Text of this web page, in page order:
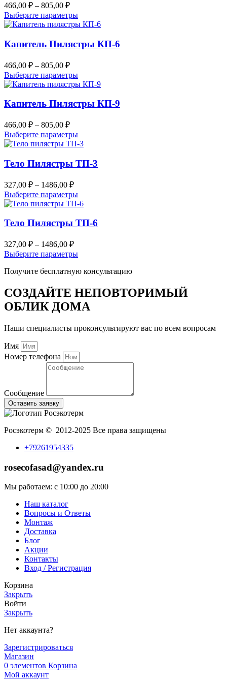
выбрать
на
товара.
466,00 ₽ – 805,00 ₽Диапазон
цен:
466,00 ₽
805,00 ₽
Выберите параметрыЭтот
товар
несколько
вариаций.
выбрать
на
товара.
Капитель Пилястры КП-6
466,00 ₽ – 805,00 ₽Диапазон
цен:
466,00 ₽
805,00 ₽
Выберите параметрыЭтот
товар
несколько
вариаций.
выбрать
на
товара.
Капитель Пилястры КП-9
466,00 ₽ – 805,00 ₽Диапазон
цен:
466,00 ₽
805,00 ₽
Выберите параметрыЭтот
товар
несколько
вариаций.
выбрать
на
товара.
Тело Пилястры ТП-3
327,00 ₽ – 1486,00 ₽Диапазон
цен:
327,00 ₽
1486,00 ₽
Выберите параметрыЭтот
товар
несколько
выбрать
странице
Тело Пилястры ТП-6
327,00 ₽ – 1486,00 ₽Диапазон
цен:
–
Выберите параметрыЭтот
имеет
вариаций.
Опции
можно
на
Получите бесплатную консультацию
СОЗДАЙТЕ НЕПОВТОРИМЫЙ
ОБЛИК ДОМА
Наши специалисты проконсультируют вас по всем вопросам
Имя
Номер телефона
Сообщение
Оставить заявку
Росэкотерм © 2012-2025 Все права защищены
+79261954335
rosecofasad@yandex.ru
Мы работаем: с 10:00 до 20:00
Наш каталог
Вопросы и Ответы
Монтаж
Доставка
Блог
Акции
Контакты
Вход / Регистрация
Корзина
Закрыть
Войти
Закрыть
Нет аккаунта?
Зарегистрироваться
Магазин
0 элементов Корзина
Мой аккаунт